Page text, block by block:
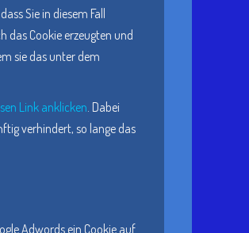
Sie in diesem Fall
das Cookie erzeugten und
sie das unter dem
Link anklicken. Dabei
verhindert, so lange das
Adwords ein Cookie auf